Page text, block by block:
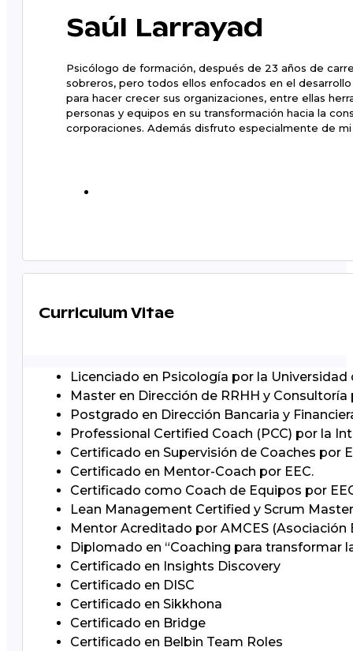
Saúl Larrayad
Psicólogo de formación, después de 23 años de
sobreros, pero todos ellos enfocados en el
para hacer crecer sus organizaciones, entre ellas
personas y equipos en su transformación hacia la
corporaciones. Además disfruto especialmente de
Curriculum Vitae
Licenciado en Psicología por la
Master en Dirección de RRHH y
Postgrado en Dirección Bancaria y
Professional Certified Coach (PCC) por la
Certificado en Supervisión de Coaches por
Certificado en Mentor-Coach por EEC.
Certificado como Coach de Equipos por
Lean Management Certified y Scrum
Mentor Acreditado por AMCES
Diplomado en “Coaching para transformar
Certificado en Insights Discovery
Certificado en DISC
Certificado en Sikkhona
Certificado en Bridge
Certificado en Belbin Team Roles